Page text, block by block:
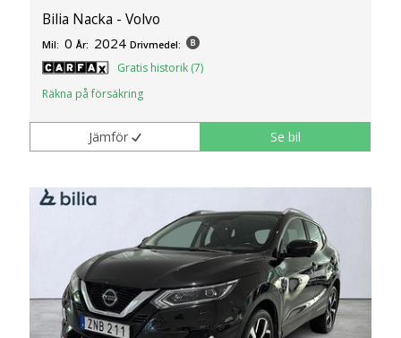
Bilia Nacka - Volvo
Mil: 0 År: 2024 Drivmedel:
Gratis historik (7)
Räkna på försäkring
Jämför Se bil